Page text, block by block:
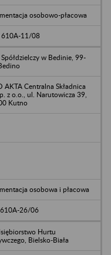
osobowo-płacowa
610A-11/08
w Bedinie, 99-
AKTA Centralna Składnica
z o.o., ul. Narutowicza 39,
Kutno
osobowa i płacowa
610A-26/06
Hurtu
Bielsko-Biała